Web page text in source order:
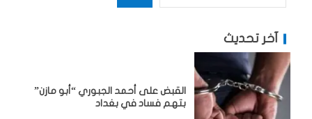
آخر تحديث
القبض على أحمد الجبوري “أبو مازن”
بتهم فساد في بغداد